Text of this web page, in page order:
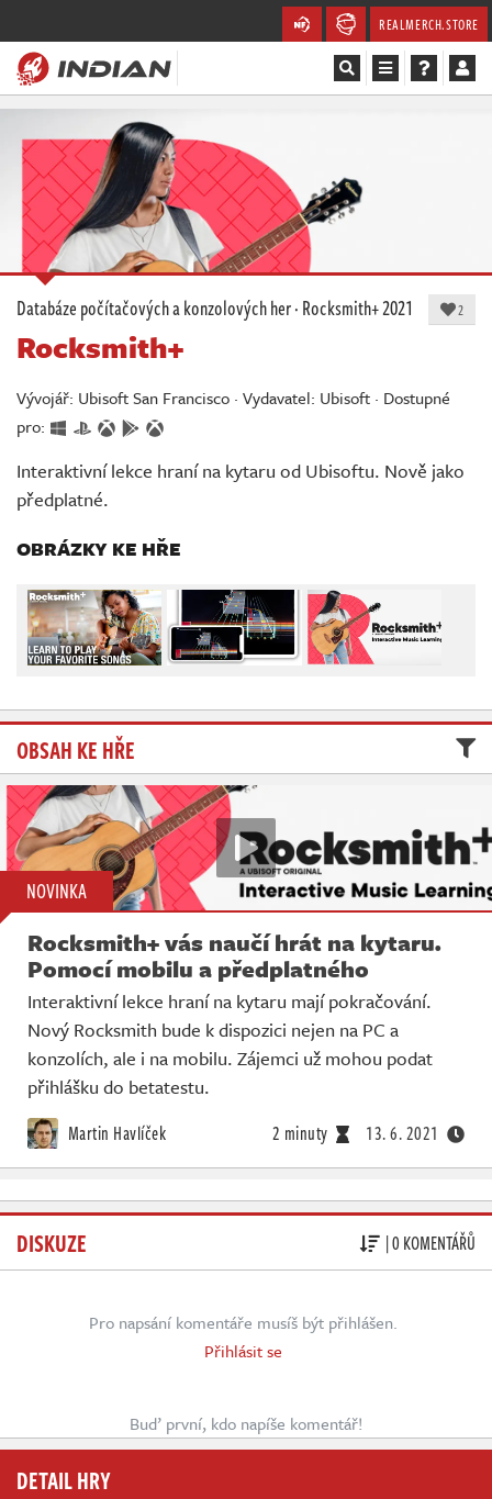
REALMERCH.STORE
Recenze
Videa
Soutěže
Databáze
Komunita
Redakce
Živě
Databáze počítačových a konzolových her·Rocksmith+2021 2
Rocksmith+
Vývojář: Ubisoft San Francisco · Vydavatel: Ubisoft · Dostupné
pro:
Interaktivní lekce hraní na kytaru od Ubisoftu. Nově jako
předplatné.
OBRÁZKY KE HŘE
OBSAH KE HŘE
NOVINKA
Rocksmith+ vás naučí hrát na kytaru.
Pomocí mobilu a předplatného
Interaktivní lekce hraní na kytaru mají pokračování.
Nový Rocksmith bude k dispozici nejen na PC a
konzolích, ale i na mobilu. Zájemci už mohou podat
přihlášku do betatestu.
Martin Havlíček 2 minuty 13. 6. 2021
DISKUZE | 0 KOMENTÁŘŮ
Pro napsání komentáře musíš být přihlášen.
Přihlásit se
Buď první, kdo napíše komentář!
DETAIL HRY